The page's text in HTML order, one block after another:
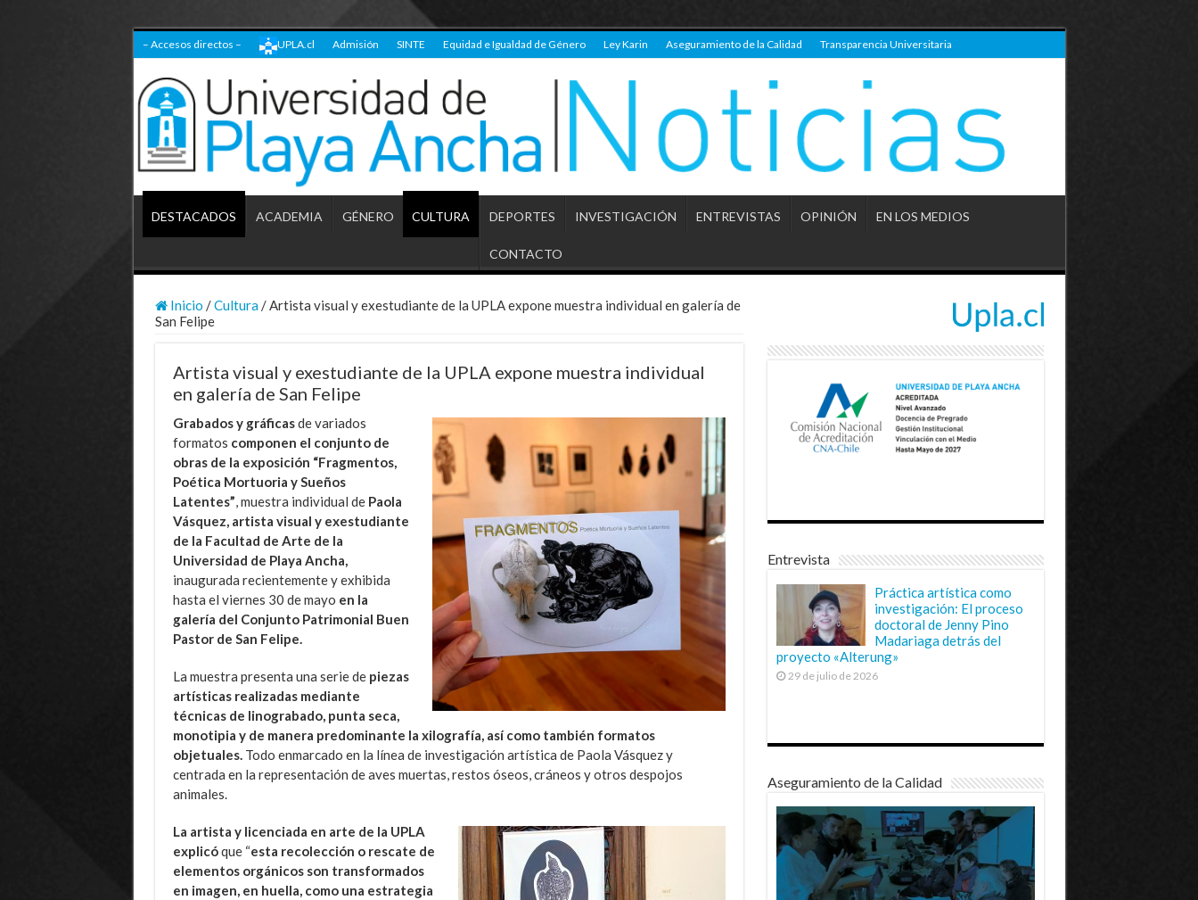
– Accesos directos – UPLA.cl Admisión SINTE Equidad e Igualdad de Género Ley Karin Aseguramiento de la Calidad Transparencia Universitaria
DESTACADOS ACADEMIA GÉNERO CULTURA DEPORTES INVESTIGACIÓN ENTREVISTAS OPINIÓN EN LOS MEDIOS
CONTACTO
Inicio /Cultura / Artista visual y exestudiante de la UPLA expone muestra individual en galería de
San Felipe
Artista visual y exestudiante de la UPLA expone muestra individual
en galería de San Felipe
Grabados y gráficasde variados
formatos componen el conjunto de
obras de la exposición “Fragmentos,
Poética Mortuoria y Sueños
Latentes” , muestra individual de Paola
Vásquez, artista visual y exestudiante
de la Facultad de Arte de la
Universidad de Playa Ancha,
inaugurada recientemente y exhibida
hasta el viernes 30 de mayo en la
galería del Conjunto Patrimonial Buen
Pastor de San Felipe.
La muestra presenta una serie de piezas
artísticas realizadas mediante
técnicas de linograbado, punta seca,
monotipia y de manera predominante la xilografía, así como también formatos
objetuales. Todo enmarcado en la línea de investigación artística de Paola Vásquez y
centrada en la representación de aves muertas, restos óseos, cráneos y otros despojos
animales.
La artista y licenciada en arte de la UPLA
explicóque “esta recolección o rescate de
elementos orgánicos son transformados
en imagen, en huella, como una estrategia
Entrevista
Práctica artística como
investigación: El proceso
doctoral de Jenny Pino
Madariaga detrás del
proyecto «Alterung»
29 de julio de 2026
Aseguramiento de la Calidad